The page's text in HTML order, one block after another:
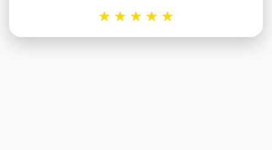
★
★
★
★
★